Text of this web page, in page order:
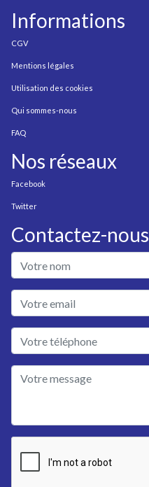
Informations
CGV
Mentions légales
Utilisation des cookies
Qui sommes-nous
FAQ
Nos réseaux
Facebook
Twitter
Contactez-nous